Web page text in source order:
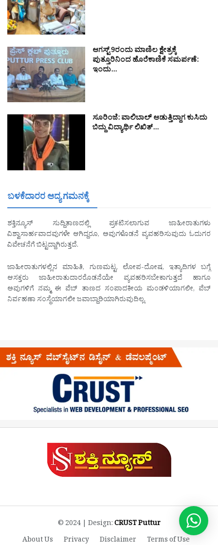
ಆಗಸ್ಟ್ 9ರಂದು ಮಾಣಿಲ ಕ್ಷೇತ್ರಕ್ಕೆ
ಪುತ್ತೂರಿನಿಂದ ಹೊರೆಕಾಣಿಕೆ ಸಮರ್ಪಣೆ:
ಇಂದು…
ಸೂರಿಂಜೆ: ವಾಲಿಬಾಲ್ ಆಡುತ್ತಿದ್ದಾಗ ಕುಸಿದು
ಬಿದ್ದು ವಿದ್ಯಾರ್ಥಿ ಲಿಖಿತ್…
ಬಳಕೆದಾರರ ಆದ್ಯ ಗಮನಕ್ಕೆ
ಶಕ್ತಿನ್ಯೂಸ್ ಸುದ್ದಿತಾಣದಲ್ಲಿ ಪ್ರಕಟಿಸಲಾಗುವ ಜಾಹೀರಾತುಗಳು
ವಿಶ್ವಾಸಾರ್ಹವಾದವುಗಳೇ ಆಗಿದ್ದರೂ, ಅವುಗಳೊಡನೆ ವ್ಯವಹರಿಸುವುದು ಓದುಗರ
ವಿವೇಚನೆಗೆ ಬಿಟ್ಟದ್ದಾಗಿರುತ್ತದೆ.
ಜಾಹೀರಾತುಗಳಲ್ಲಿನ ಮಾಹಿತಿ, ಗುಣಮಟ್ಟ, ಲೋಪ-ದೋಷ, ಇತ್ಯಾದಿಗಳ ಬಗ್ಗೆ
ಆಸಕ್ತರು ಜಾಹೀರಾತುದಾರರೊಡನೆಯೇ ವ್ಯವಹರಿಸಬೇಕಾಗುತ್ತದೆ ಹಾಗೂ
ಅವುಗಳಿಗೆ ನಮ್ಮ ಈ ವೆಬ್ ತಾಣದ ಸಂಪಾದಕೀಯ ಮಂಡಳಿಯಾಗಲೀ, ವೆಬ್
ನಿರ್ವಹಣಾ ಸಂಸ್ಥೆಯಾಗಲೀ ಜವಾಬ್ದಾರಿಯಾಗಿರುವುದಿಲ್ಲ.
© 2024 | Design:CRUST Puttur
About Us
Privacy Disclaimer Terms of Use